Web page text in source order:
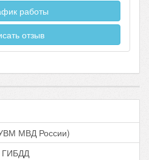
работы
отзыв
МВД России)
ГИБДД